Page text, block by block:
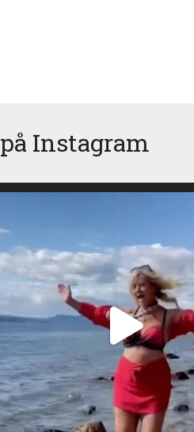
på Instagram